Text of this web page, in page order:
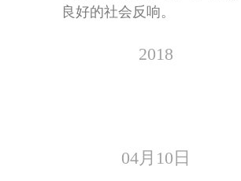
良好的社会反响。
2018
04月10日